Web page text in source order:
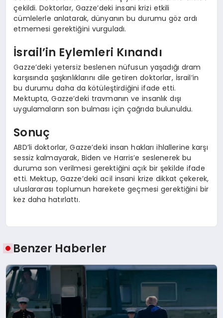
çekildi. Doktorlar, Gazze’deki insani krizi etkili
cümlelerle anlatarak, dünyanın bu durumu göz ardı
etmemesi gerektiğini vurguladı.
İsrail’in Eylemleri Kınandı
Gazze’deki yetersiz beslenen nüfusun yaşadığı dram
karşısında şaşkınlıklarını dile getiren doktorlar, İsrail’in
bu durumu daha da kötüleştirdiğini ifade etti.
Mektupta, Gazze’deki travmanın ve insanlık dışı
uygulamaların son bulması için çağrıda bulunuldu.
Sonuç
ABD’li doktorlar, Gazze’deki insan hakları ihlallerine karşı
sessiz kalmayarak, Biden ve Harris’e seslenerek bu
duruma son verilmesi gerektiğini açık bir şekilde ifade
etti. Mektup, Gazze’deki acil insani krize dikkat çekerek,
uluslararası toplumun harekete geçmesi gerektiğini bir
kez daha hatırlattı.
Benzer Haberler